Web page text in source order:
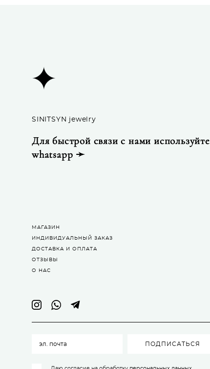
SINITSYN jewelry
Для быстрой связи с нами используйте
whatsapp ➛
МАГАЗИН
ИНДИВИДУАЛЬНЫЙ ЗАКАЗ
ДОСТАВКА И ОПЛАТА
ОТЗЫВЫ
О НАС
ПОДПИСАТЬСЯ